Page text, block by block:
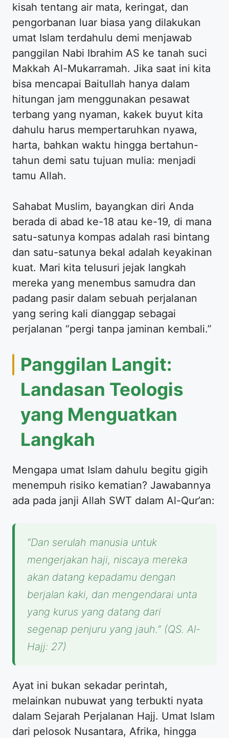
kisah tentang air mata, keringat, dan
pengorbanan luar biasa yang dilakukan
umat Islam terdahulu demi menjawab
panggilan Nabi Ibrahim AS ke tanah suci
Makkah Al-Mukarramah. Jika saat ini kita
bisa mencapai Baitullah hanya dalam
hitungan jam menggunakan pesawat
terbang yang nyaman, kakek buyut kita
dahulu harus mempertaruhkan nyawa,
harta, bahkan waktu hingga bertahun-
tahun demi satu tujuan mulia: menjadi
tamu Allah.
Sahabat Muslim, bayangkan diri Anda
berada di abad ke-18 atau ke-19, di mana
satu-satunya kompas adalah rasi bintang
dan satu-satunya bekal adalah keyakinan
kuat. Mari kita telusuri jejak langkah
mereka yang menembus samudra dan
padang pasir dalam sebuah perjalanan
yang sering kali dianggap sebagai
perjalanan “pergi tanpa jaminan kembali.”
Panggilan Langit:
Landasan Teologis
yang Menguatkan
Langkah
Mengapa umat Islam dahulu begitu gigih
menempuh risiko kematian? Jawabannya
ada pada janji Allah SWT dalam Al-Qur’an:
“Dan serulah manusia untuk
mengerjakan haji, niscaya mereka
akan datang kepadamu dengan
berjalan kaki, dan mengendarai unta
yang kurus yang datang dari
segenap penjuru yang jauh.” (QS. Al-
Hajj: 27)
Ayat ini bukan sekadar perintah,
melainkan nubuwat yang terbukti nyata
dalam Sejarah Perjalanan Hajj. Umat Islam
dari pelosok Nusantara, Afrika, hingga